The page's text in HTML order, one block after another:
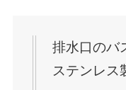
排水口のバ
ステンレス